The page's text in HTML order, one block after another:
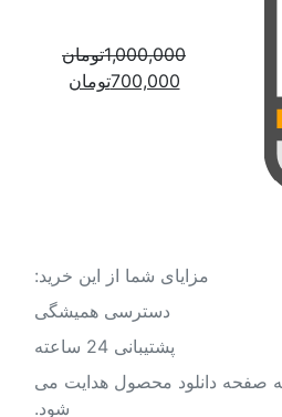
1,000,000تومان
قیمت
700,000تومان
مزایای شما از این خرید:
دسترسی همیشگی
پشتیبانی 24 ساعته
صفحه دانلود محصول هدایت می
شود.